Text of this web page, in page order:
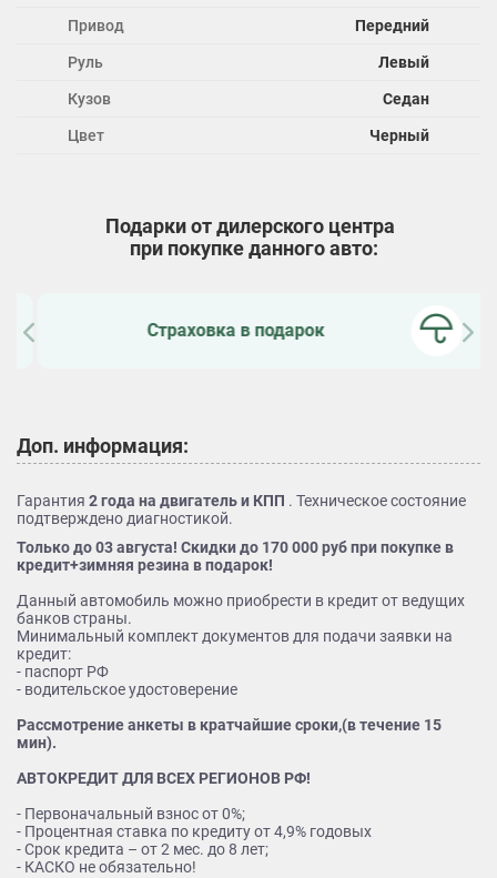
Привод Передний
Руль Левый
Кузов Седан
Цвет Черный
Подарки от дилерского центра
при покупке данного авто:
Страховка в подарок
Доп. информация:
Гарантия 2 года на двигатель и КПП . Техническое состояние
подтверждено диагностикой.
Только до 03 августа! Скидки до 170 000 руб при покупке в
кредит+зимняя резина в подарок!
Данный автомобиль можно приобрести в кредит от ведущих
банков страны.
Минимальный комплект документов для подачи заявки на
кредит:
- паспорт РФ
- водительское удостоверение
Рассмотрение анкеты в кратчайшие сроки,(в течение 15
мин).
АВТОКРЕДИТ ДЛЯ ВСЕХ РЕГИОНОВ РФ!
- Первоначальный взнос от 0%;
- Процентная ставка по кредиту от 4,9% годовых
- Срок кредита – от 2 мес. до 8 лет;
- КАСКО не обязательно!